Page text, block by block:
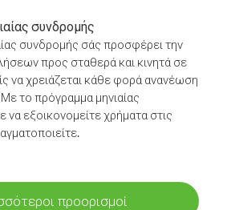
συνδρομής
συνδρομής σάς προσφέρει την
προς σταθερά και κινητά σε
να χρειάζεται κάθε φορά ανανέωση
το πρόγραμμα μηνιαίας
να εξοικονομείτε χρήματα στις
προορισμοί